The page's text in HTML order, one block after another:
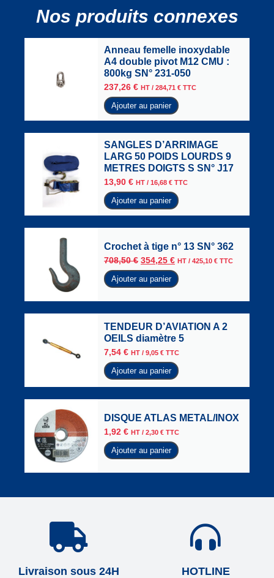
Nos produits connexes
Anneau femelle inoxydable
A4 double pivot M12 CMU :
800kg SN° 231-050
237,26 € HT / 284,71 € TTC
Ajouter au panier
SANGLES D’ARRIMAGE
LARG 50 POIDS LOURDS 9
METRES DOIGTS S SN° J17
13,90 € HT / 16,68 € TTC
Ajouter au panier
Crochet à tige n° 13 SN° 362
708,50€ 354,25 € HT / 425,10 € TTC
Ajouter au panier
TENDEUR D’AVIATION A 2
OEILS diamètre 5
7,54 € HT / 9,05 € TTC
Ajouter au panier
DISQUE ATLAS METAL/INOX
1,92 € HT / 2,30 € TTC
Ajouter au panier
Livraison sous 24H HOTLINE